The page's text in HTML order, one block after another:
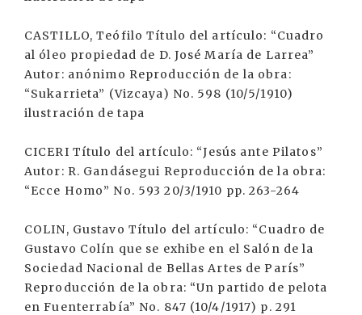
CASTILLO, Teófilo Título del artículo: “Cuadro
al óleo propiedad de D. José María de Larrea”
Autor: anónimo Reproducción de la obra:
“Sukarrieta” (Vizcaya) No. 598 (10/5/1910)
ilustración de tapa
CICERI Título del artículo: “Jesús ante Pilatos”
Autor: R. Gandásegui Reproducción de la obra:
“Ecce Homo” No. 593 20/3/1910 pp. 263-264
COLIN, Gustavo Título del artículo: “Cuadro de
Gustavo Colín que se exhibe en el Salón de la
Sociedad Nacional de Bellas Artes de París”
Reproducción de la obra: “Un partido de pelota
en Fuenterrabía” No. 847 (10/4/1917) p. 291